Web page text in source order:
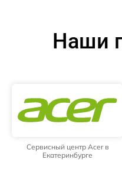
Наши
Сервисный центр Acer в
Екатеринбурге